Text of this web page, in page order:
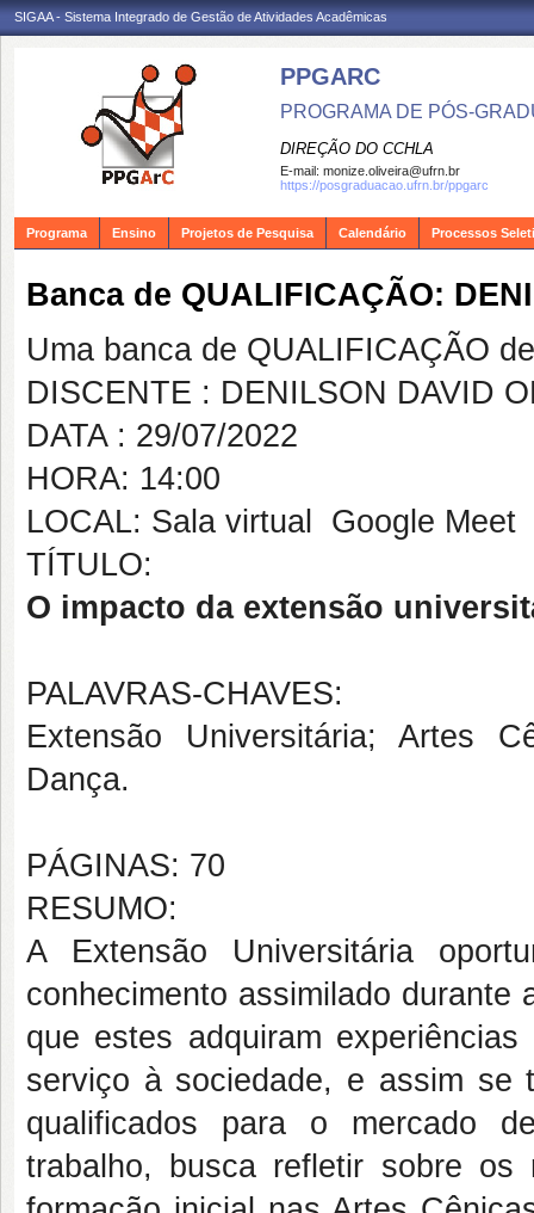
SIGAA - Sistema Integrado de Gestão de Atividades Acadêmicas
PPGARC
PROGRAMA DE PÓS-
DIREÇÃO DO CCHLA
E-mail: monize.oliveira@ufrn.br
https://posgraduacao.ufrn.br/ppgarc
Programa Ensino Projetos de Pesquisa Calendário Processos
Banca de QUALIFICAÇÃO:
Uma banca de QUALIFICAÇÃO
DISCENTE : DENILSON DAVID
DATA : 29/07/2022
HORA: 14:00
LOCAL: Sala virtual  Google Meet
TÍTULO:
O impacto da extensão
PALAVRAS-CHAVES:
Extensão Universitária; Artes
Dança.
PÁGINAS: 70
RESUMO:
A Extensão Universitária
conhecimento assimilado durante
que estes adquiram
serviço à sociedade, e assim se
qualificados para o mercado
trabalho, busca refletir sobre os